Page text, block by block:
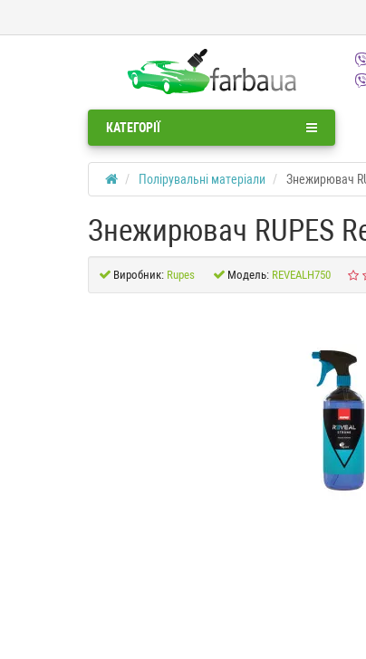
КАТЕГОРІЇ
Полірувальні матеріали Знежирювач
Знежирювач RUPES
Виробник: Rupes Модель: REVEALH750